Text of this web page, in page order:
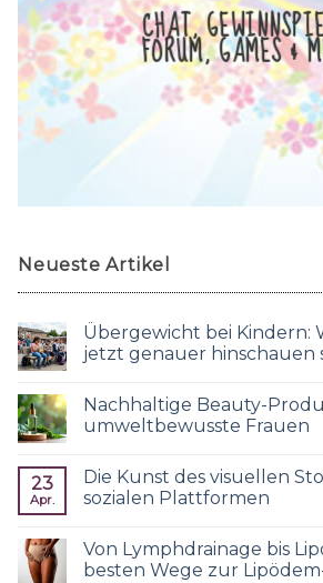
CHAT,
FORUM, GAMES &
Neueste Artikel
Übergewicht bei Kindern:
jetzt genauer hinschauen
Nachhaltige Beauty-
umweltbewusste Frauen
23
Apr.
Die Kunst des visuellen
sozialen Plattformen
Von Lymphdrainage bis
besten Wege zur